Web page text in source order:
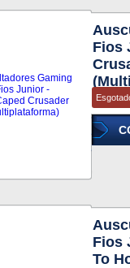
Fios
Fios
To